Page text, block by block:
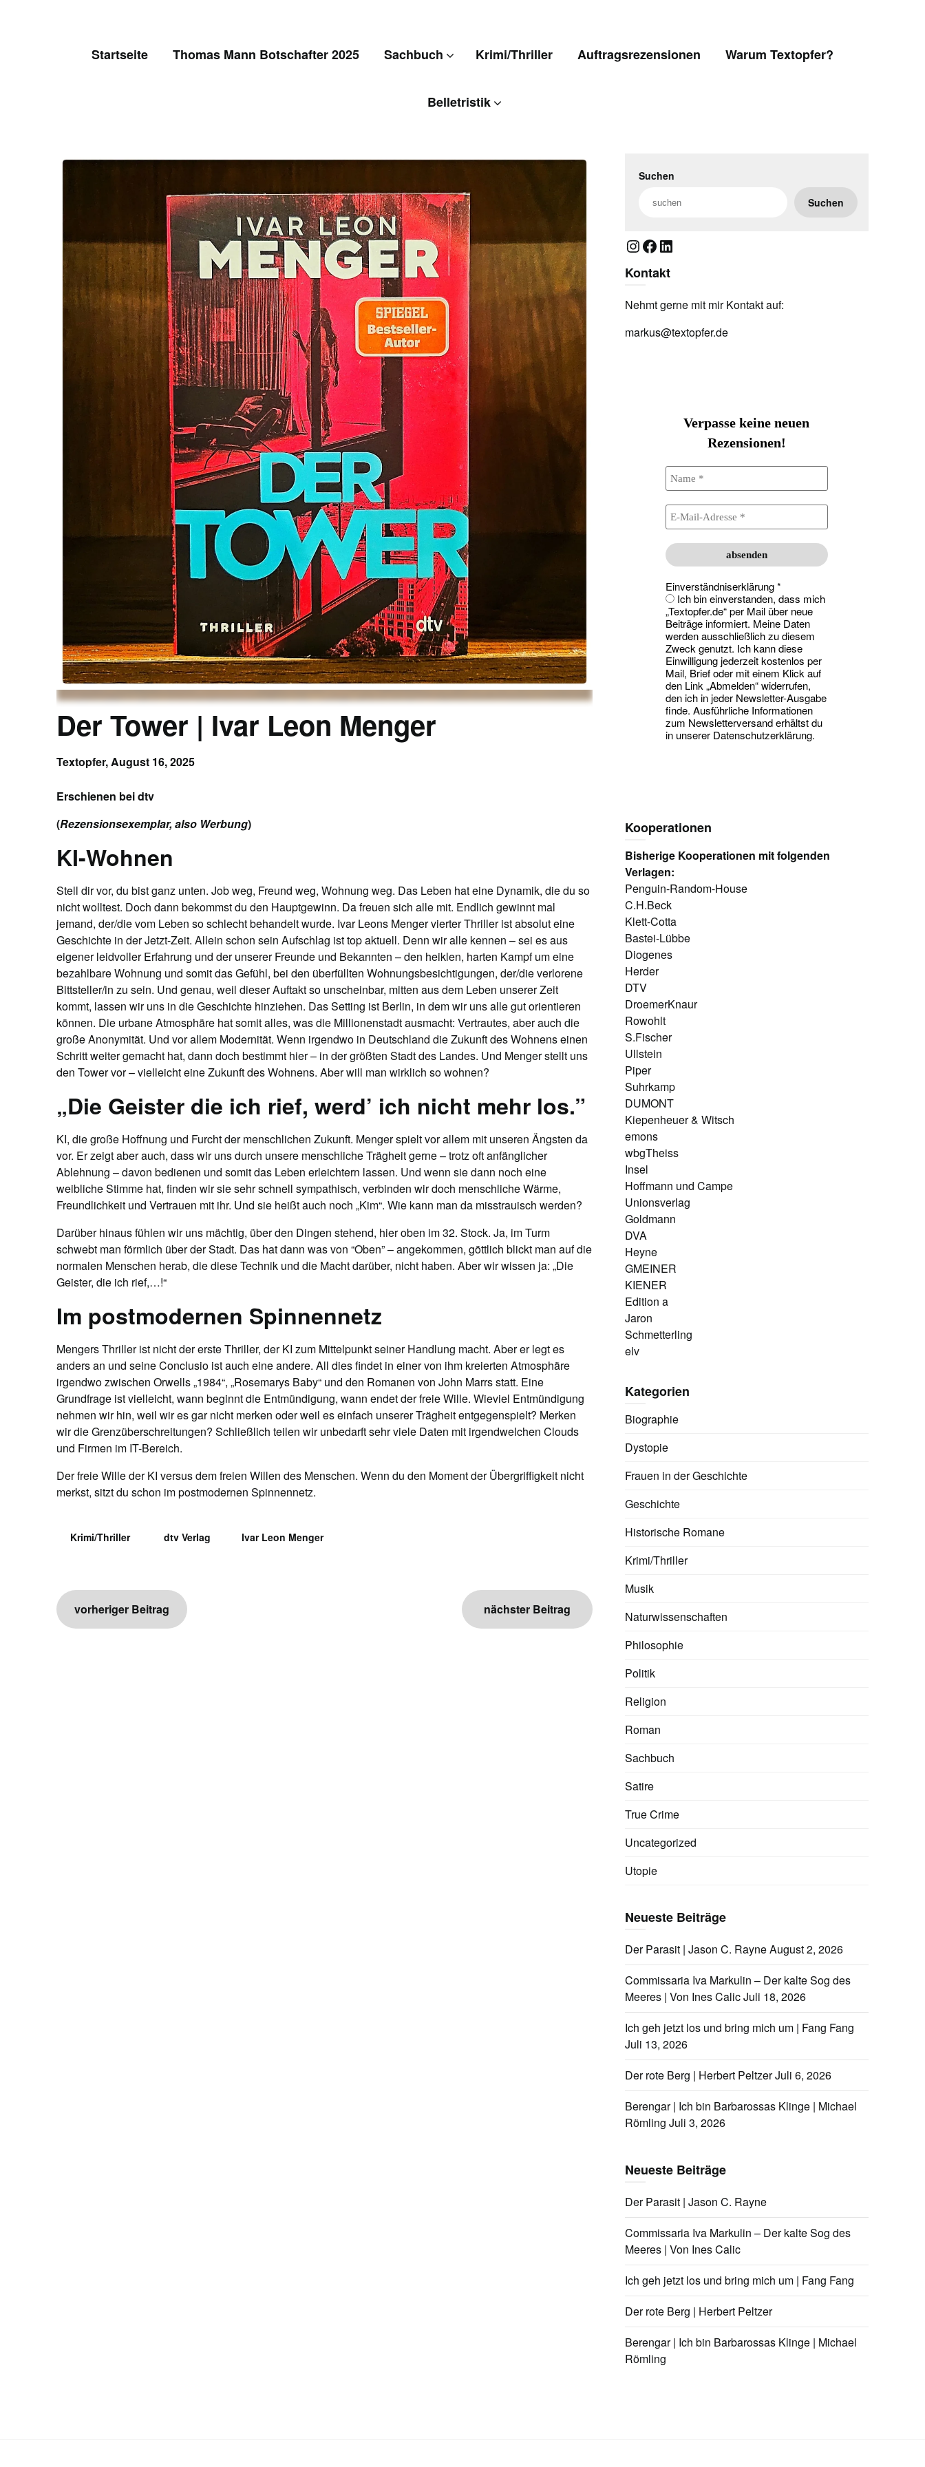
Startseite Thomas Mann Botschafter 2025 Sachbuch Krimi/Thriller Auftragsrezensionen Warum Textopfer?
Belletristik
Der Tower | Ivar Leon Menger
Textopfer,August 16, 2025
Erschienen bei dtv
(Rezensionsexemplar, also Werbung)
KI-Wohnen
Stell dir vor, du bist ganz unten. Job weg, Freund weg, Wohnung weg. Das Leben hat eine Dynamik, die du so
nicht wolltest. Doch dann bekommst du den Hauptgewinn. Da freuen sich alle mit. Endlich gewinnt mal
jemand, der/die vom Leben so schlecht behandelt wurde. Ivar Leons Menger vierter Thriller ist absolut eine
Geschichte in der Jetzt-Zeit. Allein schon sein Aufschlag ist top aktuell. Denn wir alle kennen – sei es aus
eigener leidvoller Erfahrung und der unserer Freunde und Bekannten – den heiklen, harten Kampf um eine
bezahlbare Wohnung und somit das Gefühl, bei den überfüllten Wohnungsbesichtigungen, der/die verlorene
Bittsteller/in zu sein. Und genau, weil dieser Auftakt so unscheinbar, mitten aus dem Leben unserer Zeit
kommt, lassen wir uns in die Geschichte hinziehen. Das Setting ist Berlin, in dem wir uns alle gut orientieren
können. Die urbane Atmosphäre hat somit alles, was die Millionenstadt ausmacht: Vertrautes, aber auch die
große Anonymität. Und vor allem Modernität. Wenn irgendwo in Deutschland die Zukunft des Wohnens einen
Schritt weiter gemacht hat, dann doch bestimmt hier – in der größten Stadt des Landes. Und Menger stellt uns
den Tower vor – vielleicht eine Zukunft des Wohnens. Aber will man wirklich so wohnen?
„Die Geister die ich rief, werd’ ich nicht mehr los.”
KI, die große Hoffnung und Furcht der menschlichen Zukunft. Menger spielt vor allem mit unseren Ängsten da
vor. Er zeigt aber auch, dass wir uns durch unsere menschliche Trägheit gerne – trotz oft anfänglicher
Ablehnung – davon bedienen und somit das Leben erleichtern lassen. Und wenn sie dann noch eine
weibliche Stimme hat, finden wir sie sehr schnell sympathisch, verbinden wir doch menschliche Wärme,
Freundlichkeit und Vertrauen mit ihr. Und sie heißt auch noch „Kim“. Wie kann man da misstrauisch werden?
Darüber hinaus fühlen wir uns mächtig, über den Dingen stehend, hier oben im 32. Stock. Ja, im Turm
schwebt man förmlich über der Stadt. Das hat dann was von “Oben” – angekommen, göttlich blickt man auf die
normalen Menschen herab, die diese Technik und die Macht darüber, nicht haben. Aber wir wissen ja: „Die
Geister, die ich rief,…!“
Im postmodernen Spinnennetz
Mengers Thriller ist nicht der erste Thriller, der KI zum Mittelpunkt seiner Handlung macht. Aber er legt es
anders an und seine Conclusio ist auch eine andere. All dies findet in einer von ihm kreierten Atmosphäre
irgendwo zwischen Orwells „1984“, „Rosemarys Baby“ und den Romanen von John Marrs statt. Eine
Grundfrage ist vielleicht, wann beginnt die Entmündigung, wann endet der freie Wille. Wieviel Entmündigung
nehmen wir hin, weil wir es gar nicht merken oder weil es einfach unserer Trägheit entgegenspielt? Merken
wir die Grenzüberschreitungen? Schließlich teilen wir unbedarft sehr viele Daten mit irgendwelchen Clouds
und Firmen im IT-Bereich.
Der freie Wille der KI versus dem freien Willen des Menschen. Wenn du den Moment der Übergriffigkeit nicht
merkst, sitzt du schon im postmodernen Spinnennetz.
Krimi/Thriller dtv Verlag Ivar Leon Menger
Beitragsnavigation
vorheriger Beitrag nächster Beitrag
Suchen
Suchen
Instagram
Facebook
LinkedIn
Kontakt
Nehmt gerne mit mir Kontakt auf:
markus@textopfer.de
Verpasse keine neuen
Rezensionen!
Einverständniserklärung*
Ich bin einverstanden, dass mich
„Textopfer.de“ per Mail über neue
Beiträge informiert. Meine Daten
werden ausschließlich zu diesem
Zweck genutzt. Ich kann diese
Einwilligung jederzeit kostenlos per
Mail, Brief oder mit einem Klick auf
den Link „Abmelden“ widerrufen,
den ich in jeder Newsletter-Ausgabe
finde. Ausführliche Informationen
zum Newsletterversand erhältst du
in unserer Datenschutzerklärung.
Kooperationen
Bisherige Kooperationen mit folgenden
Verlagen:
Penguin-Random-House
C.H.Beck
Klett-Cotta
Bastei-Lübbe
Diogenes
Herder
DTV
DroemerKnaur
Rowohlt
S.Fischer
Ullstein
Piper
Suhrkamp
DUMONT
Kiepenheuer & Witsch
emons
wbgTheiss
Insel
Hoffmann und Campe
Unionsverlag
Goldmann
DVA
Heyne
GMEINER
KIENER
Edition a
Jaron
Schmetterling
elv
Kategorien
Biographie
Dystopie
Frauen in der Geschichte
Geschichte
Historische Romane
Krimi/Thriller
Musik
Naturwissenschaften
Philosophie
Politik
Religion
Roman
Sachbuch
Satire
True Crime
Uncategorized
Utopie
Neueste Beiträge
Der Parasit | Jason C. RayneAugust 2, 2026
Commissaria Iva Markulin – Der kalte Sog des
Meeres | Von Ines CalicJuli 18, 2026
Ich geh jetzt los und bring mich um | Fang Fang
Juli 13, 2026
Der rote Berg | Herbert PeltzerJuli 6, 2026
Berengar | Ich bin Barbarossas Klinge | Michael
Römling Juli 3, 2026
Neueste Beiträge
Der Parasit | Jason C. Rayne
Commissaria Iva Markulin – Der kalte Sog des
Meeres | Von Ines Calic
Ich geh jetzt los und bring mich um | Fang Fang
Der rote Berg | Herbert Peltzer
Berengar | Ich bin Barbarossas Klinge | Michael
Römling